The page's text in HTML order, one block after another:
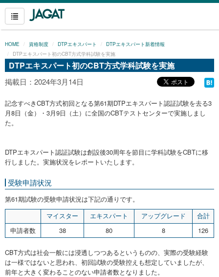
HOME 資格制度 DTPエキスパート
DTPエキスパート新着情報
DTPエキスパート初のCBT方式学科試験を実施
DTPエキスパート初のCBT方式学科試験を実施
掲載日：2024年3月14日
記念すべきCBT方式初回となる第61期DTPエキスパート認証試験を去る3
月8日（金）・3月9日（土）に全国のCBTテストセンターで実施しまし
た。
DTPエキスパート認証試験は創設後30周年を節目に学科試験をCBTに移
行しました。実施状況をレポートいたします。
受験申請状況
第61期試験の受験申請状況は下記の通りです。
マイスター エキスパート アップグレード 合計
申請者数 38 80 8 126
CBT方式は社会一般には浸透しつつあるというものの、実際の受験経験
は一様ではないと思われ、初回試験の受験控えも想定していましたが、
前年と大きく変わることのない申請者数となりました。